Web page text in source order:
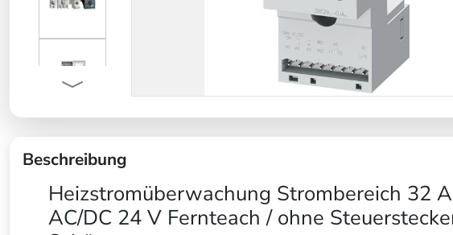
Beschreibung
Heizstromüberwachung Strombereich 32
AC/DC 24 V Fernteach / ohne